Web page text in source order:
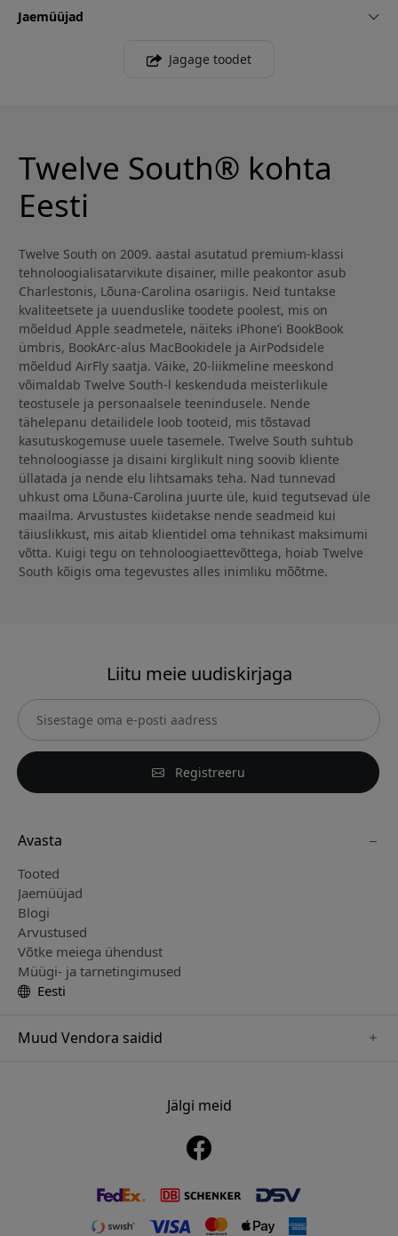
Jaemüüjad
Jagage toodet
Twelve South® kohta
Eesti
Twelve South on 2009. aastal asutatud premium-klassi
tehnoloogialisatarvikute disainer, mille peakontor asub
Charlestonis, Lõuna-Carolina osariigis. Neid tuntakse
kvaliteetsete ja uuenduslike toodete poolest, mis on
mõeldud Apple seadmetele, näiteks iPhone’i BookBook
ümbris, BookArc-alus MacBookidele ja AirPodsidele
mõeldud AirFly saatja. Väike, 20-liikmeline meeskond
võimaldab Twelve South-l keskenduda meisterlikule
teostusele ja personaalsele teenindusele. Nende
tähelepanu detailidele loob tooteid, mis tõstavad
kasutuskogemuse uuele tasemele. Twelve South suhtub
tehnoloogiasse ja disaini kirglikult ning soovib kliente
üllatada ja nende elu lihtsamaks teha. Nad tunnevad
uhkust oma Lõuna-Carolina juurte üle, kuid tegutsevad üle
maailma. Arvustustes kiidetakse nende seadmeid kui
täiuslikkust, mis aitab klientidel oma tehnikast maksimumi
võtta. Kuigi tegu on tehnoloogiaettevõttega, hoiab Twelve
South kõigis oma tegevustes alles inimliku mõõtme.
Liitu meie uudiskirjaga
Registreeru
Avasta
Tooted
Jaemüüjad
Blogi
Arvustused
Võtke meiega ühendust
Müügi- ja tarnetingimused
Eesti
Muud Vendora saidid
www.pipetto.se
Jälgi meid